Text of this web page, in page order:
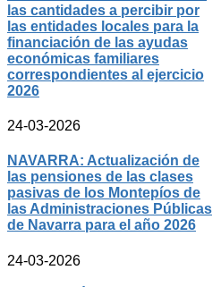
las cantidades a percibir por
las entidades locales para la
financiación de las ayudas
económicas familiares
correspondientes al ejercicio
2026
24-03-2026
NAVARRA: Actualización de
las pensiones de las clases
pasivas de los Montepíos de
las Administraciones Públicas
de Navarra para el año 2026
24-03-2026